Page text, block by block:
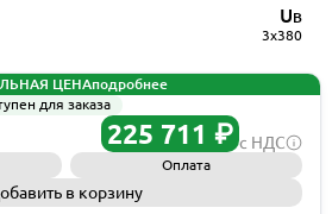
UВ
3x380
ЦЕНАподробнее
для заказа
225 711 ₽ с НДС
Оплата
в корзину